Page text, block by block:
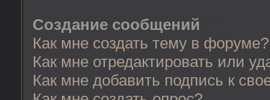
Создание сообщений
Как мне создать тему в форуме?
Как мне отредактировать или
Как мне добавить подпись к